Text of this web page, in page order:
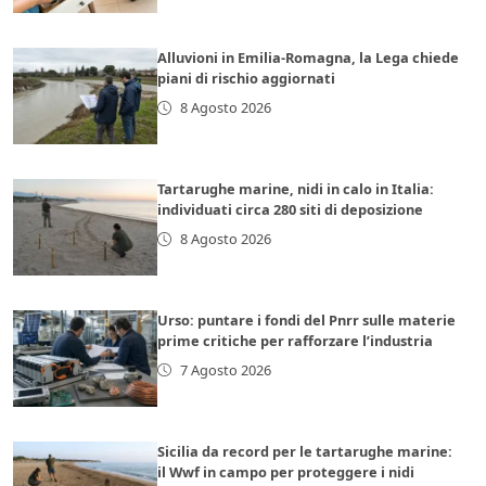
Alluvioni in Emilia-Romagna, la Lega chiede
piani di rischio aggiornati
8 Agosto 2026
Tartarughe marine, nidi in calo in Italia:
individuati circa 280 siti di deposizione
8 Agosto 2026
Urso: puntare i fondi del Pnrr sulle materie
prime critiche per rafforzare l’industria
7 Agosto 2026
Sicilia da record per le tartarughe marine:
il Wwf in campo per proteggere i nidi